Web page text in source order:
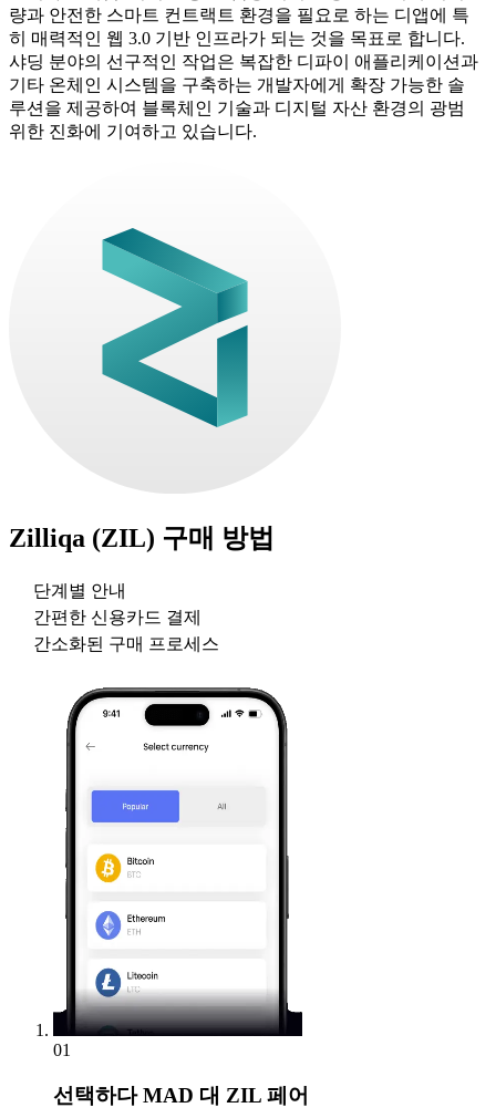
량과 안전한 스마트 컨트랙트 환경을 필요로 하는 디앱에 특
히 매력적인 웹 3.0 기반 인프라가 되는 것을 목표로 합니다.
샤딩 분야의 선구적인 작업은 복잡한 디파이 애플리케이션과
기타 온체인 시스템을 구축하는 개발자에게 확장 가능한 솔
루션을 제공하여 블록체인 기술과 디지털 자산 환경의 광범
위한 진화에 기여하고 있습니다.
Zilliqa (ZIL) 구매 방법
단계별 안내
간편한 신용카드 결제
간소화된 구매 프로세스
01
선택하다MAD 대 ZIL 페어